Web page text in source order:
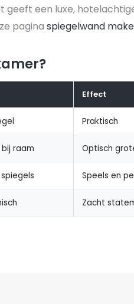
geeft een luxe,
pagina spiegelwand
Effect
Praktisch
raam Optisch
Speels en
Zacht